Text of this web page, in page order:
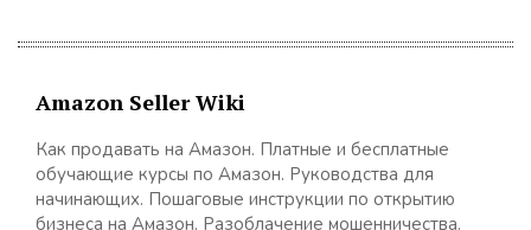
Amazon Seller Wiki
Как продавать на Амазон. Платные и бесплатные
обучающие курсы по Амазон. Руководства для
начинающих. Пошаговые инструкции по открытию
бизнеса на Амазон. Разоблачение мошенничества.